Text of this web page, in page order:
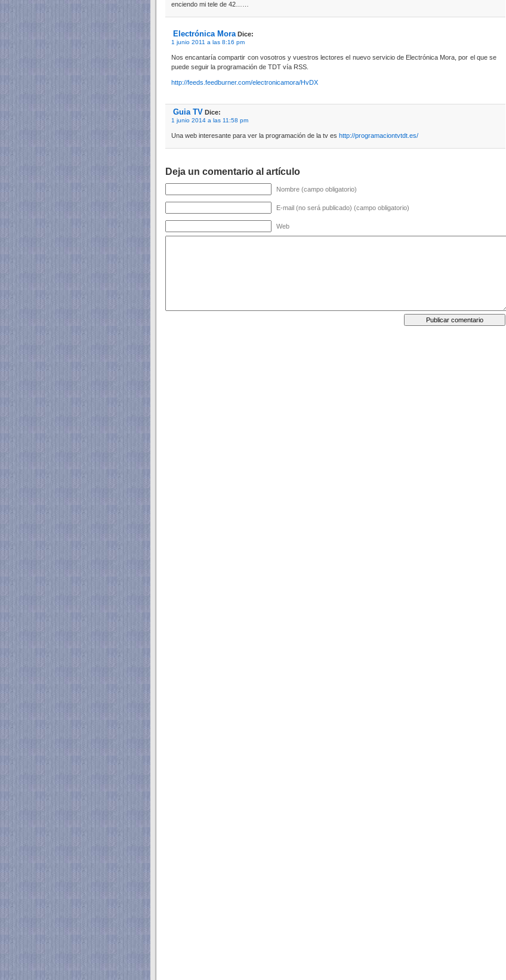
enciendo mi tele de 42……
Electrónica Mora Dice:
1 junio 2011 a las 8:16 pm
Nos encantaría compartir con vosotros y vuestros lectores el nuevo servicio de Electrónica Mora, por el que se
puede seguir la programación de TDT vía RSS.
http://feeds.feedburner.com/electronicamora/HvDX
Guia TV Dice:
1 junio 2014 a las 11:58 pm
Una web interesante para ver la programación de la tv es http://programaciontvtdt.es/
Deja un comentario al artículo
Nombre (campo obligatorio)
E-mail (no será publicado) (campo obligatorio)
Web